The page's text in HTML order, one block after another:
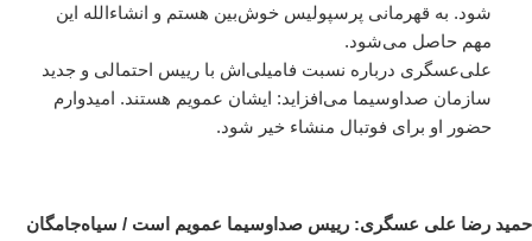
شود. به قهرمانی پرسپولیس خوش‌بین هستم و انشاءالله این
مهم حاصل می‌شود.
علی‌عسگری درباره نسبت فامیلی‌اش با رییس احتمالی و جدید
سازمان صداوسیما می‌افزاید: ایشان عمویم هستند. امیدوارم
حضور او برای فوتبال منشاء خیر شود.
حمید رضا علی عسگری: رییس صداوسیما عمویم است / سیاه‌جامگان